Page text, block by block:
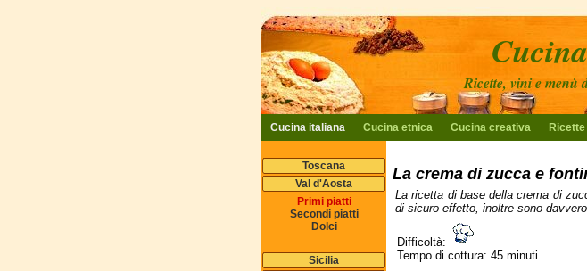
La crema di zucca e
La ricetta di base della crema di
di sicuro effetto, inoltre sono
Difficoltà:
Tempo di cottura: 45 minuti
Ricette, vini e menù
Toscana
Val d'Aosta
Primi piatti
Secondi piatti
Dolci
Sicilia
Cucina italiana Cucina etnica Cucina creativa